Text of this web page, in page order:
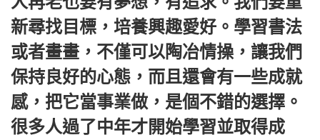
新尋找目標，培養興趣愛好。學習書法
或者畫畫，不僅可以陶冶情操，讓我們
保持良好的心態，而且還會有一些成就
感，把它當事業做，是個不錯的選擇。
很多人過了中年才開始學習並取得成